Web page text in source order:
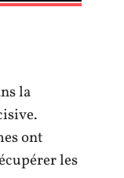
la
ont
les